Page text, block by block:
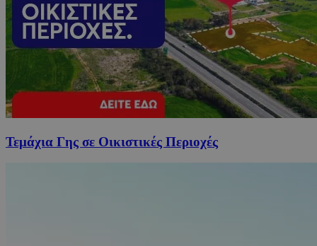
Τεμάχια Γης σε Οικιστικές Περιοχές